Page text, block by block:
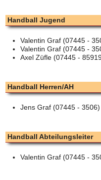
Handball Jugend
Valentin Graf (07445 -
Valentin Graf (07445 -
Axel Züfle (07445 -
Handball Herren/AH
Jens Graf (07445 - 3506)
Handball Abteilungsleiter
Valentin Graf (07445 -